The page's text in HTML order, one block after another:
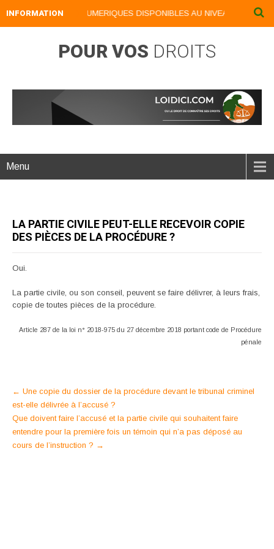
INFORMATION
NOS LIVRES NUMERIQUES DISPONIBLES AU NIVEAU DU
POUR VOS DROITS
Menu
LA PARTIE CIVILE PEUT-ELLE RECEVOIR COPIE
DES PIÈCES DE LA PROCÉDURE ?
Oui.
La partie civile, ou son conseil, peuvent se faire délivrer, à leurs frais,
copie de toutes pièces de la procédure.
Article 287 de la loi n° 2018-975 du 27 décembre 2018 portant code de Procédure
pénale
Post
navigation
← Une copie du dossier de la procédure devant le tribunal criminel
est-elle délivrée à l’accusé ?
Que doivent faire l’accusé et la partie civile qui souhaitent faire
entendre pour la première fois un témoin qui n’a pas déposé au
cours de l’instruction ? →